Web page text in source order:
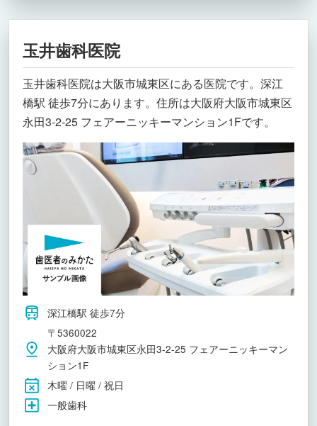
玉井歯科医院
玉井歯科医院は大阪市城東区にある医院です。深江
橋駅 徒歩7分にあります。住所は大阪府大阪市城東区
永田3-2-25 フェアーニッキーマンション1Fです。
深江橋駅 徒歩7分
〒5360022
大阪府大阪市城東区永田3-2-25 フェアーニッキーマン
ション1F
木曜 / 日曜 / 祝日
一般歯科